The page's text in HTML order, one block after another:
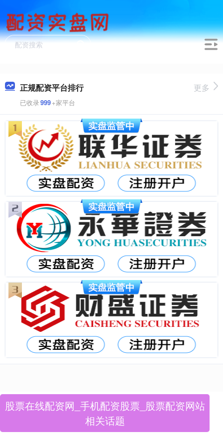
正规配资平台排行
已收录999+家平台
更多
股票在线配资网_手机配资股票_股票配资网站
相关话题